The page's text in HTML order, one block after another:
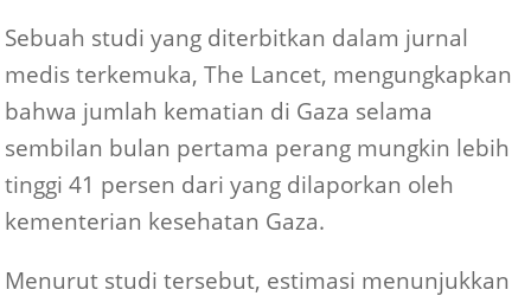
Sebuah studi yang diterbitkan dalam jurnal
medis terkemuka, The Lancet, mengungkapkan
bahwa jumlah kematian di Gaza selama
sembilan bulan pertama perang mungkin lebih
tinggi 41 persen dari yang dilaporkan oleh
kementerian kesehatan Gaza.
Menurut studi tersebut, estimasi menunjukkan